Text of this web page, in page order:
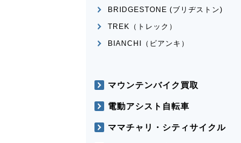
BRIDGESTONE (ブリヂストン)
TREK（トレック）
BIANCHI（ビアンキ）
マウンテンバイク買取
電動アシスト自転車
ママチャリ・シティサイクル